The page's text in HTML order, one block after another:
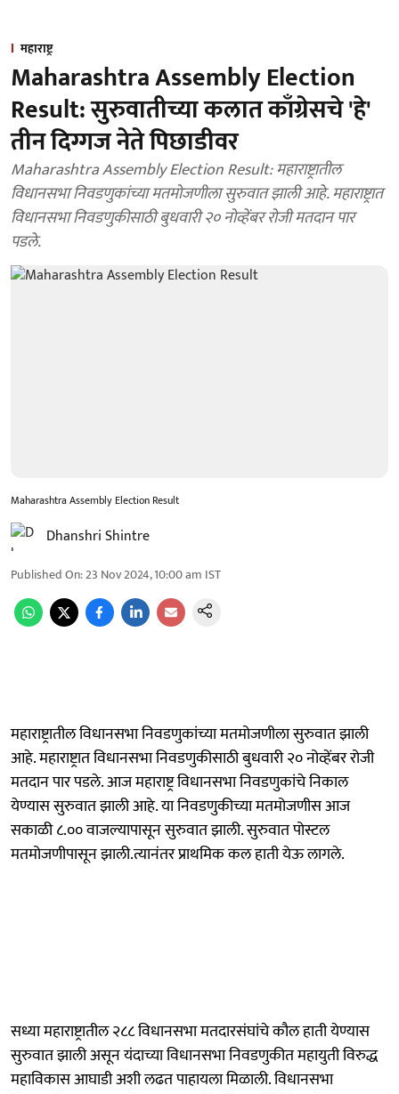
महाराष्ट्र
Maharashtra Assembly Election
Result: सुरुवातीच्या कलात काँग्रेसचे 'हे'
तीन दिग्गज नेते पिछाडीवर
Maharashtra Assembly Election Result: महाराष्ट्रातील
विधानसभा निवडणुकांच्या मतमोजणीला सुरुवात झाली आहे. महाराष्ट्रात
विधानसभा निवडणुकीसाठी बुधवारी २० नोव्हेंबर रोजी मतदान पार
पडले.
Maharashtra Assembly Election Result
Dhanshri Shintre
Published On:23 Nov 2024, 10:00 am IST
महाराष्ट्रातील विधानसभा निवडणुकांच्या मतमोजणीला सुरुवात झाली
आहे. महाराष्ट्रात विधानसभा निवडणुकीसाठी बुधवारी २० नोव्हेंबर रोजी
मतदान पार पडले. आज महाराष्ट्र विधानसभा निवडणुकांचे निकाल
येण्यास सुरुवात झाली आहे. या निवडणुकीच्या मतमोजणीस आज
सकाळी ८.०० वाजल्यापासून सुरुवात झाली. सुरुवात पोस्टल
मतमोजणीपासून झाली.त्यानंतर प्राथमिक कल हाती येऊ लागले.
सध्या महाराष्ट्रातील २८८ विधानसभा मतदारसंघांचे कौल हाती येण्यास
सुरुवात झाली असून यंदाच्या विधानसभा निवडणुकीत महायुती विरुद्ध
महाविकास आघाडी अशी लढत पाहायला मिळाली. विधानसभा